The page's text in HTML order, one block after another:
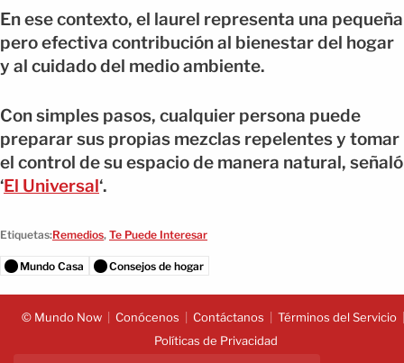
En ese contexto, el laurel representa una pequeña
pero efectiva contribución al bienestar del hogar
y al cuidado del medio ambiente.
Con simples pasos, cualquier persona puede
preparar sus propias mezclas repelentes y tomar
el control de su espacio de manera natural, señaló
‘El Universal‘.
Etiquetas:Remedios, Te Puede Interesar
Mundo Casa Consejos de hogar
© Mundo Now Conócenos Contáctanos
Términos del Servicio
Políticas de Privacidad